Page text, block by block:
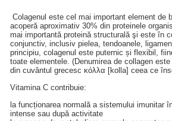
Colagenul este cel mai important element de
acoperă aproximativ 30% din proteinele
mai importantă proteină structurală şi este în
conjunctiv, inclusiv pielea, tendoanele,
principiu, colagenul este puternic și flexibil,
toate elementele. (Denumirea de collagen
din cuvântul grecesc κόλλα [kolla] ceea ce
Vitamina C contribuie:
la funcționarea normală a sistemului imunitar
intense sau după activitate